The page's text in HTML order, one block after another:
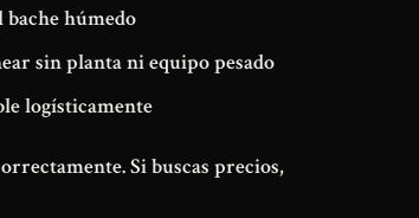
bache húmedo
sin planta ni equipo pesado
logísticamente
. Si buscas precios,